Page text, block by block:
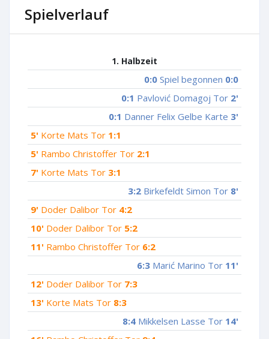
Spielverlauf
1. Halbzeit
0:0 Spiel begonnen 0:0
0:1 Pavlović Domagoj Tor 2'
0:1 Danner Felix Gelbe Karte 3'
5' Korte Mats Tor 1:1
5' Rambo Christoffer Tor 2:1
7' Korte Mats Tor 3:1
3:2 Birkefeldt Simon Tor 8'
9' Doder Dalibor Tor 4:2
10' Doder Dalibor Tor 5:2
11' Rambo Christoffer Tor 6:2
6:3 Marić Marino Tor 11'
12' Doder Dalibor Tor 7:3
13' Korte Mats Tor 8:3
8:4 Mikkelsen Lasse Tor 14'